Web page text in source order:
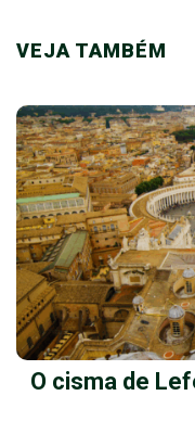
VEJA TAMBÉM
O cisma de